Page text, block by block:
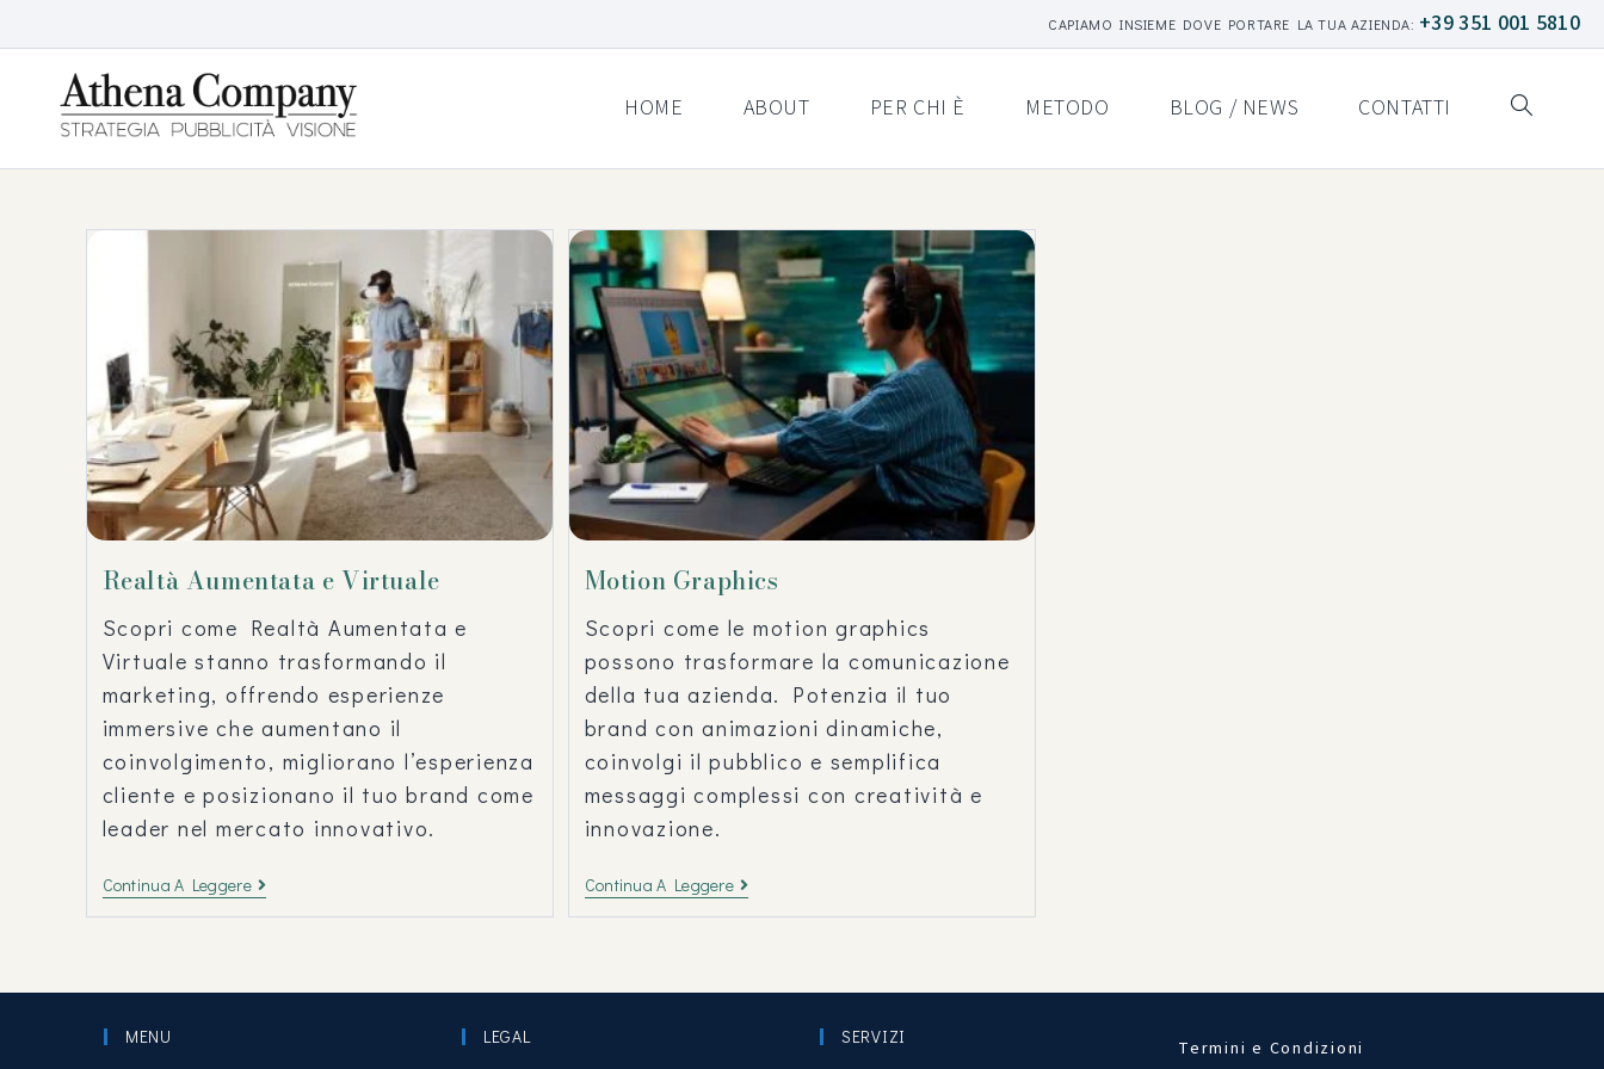
CAPIAMO INSIEME DOVE PORTARE LA TUA AZIENDA: +39 351 001 5810
HOME ABOUT PER CHI È METODO BLOG / NEWS CONTATTI
Realtà Aumentata e Virtuale
Scopri come Realtà Aumentata e
Virtuale stanno trasformando il
marketing, offrendo esperienze
immersive che aumentano il
coinvolgimento, migliorano l’esperienza
cliente e posizionano il tuo brand come
leader nel mercato innovativo.
Continua A Leggere
Motion Graphics
Scopri come le motion graphics
possono trasformare la comunicazione
della tua azienda. Potenzia il tuo
brand con animazioni dinamiche,
coinvolgi il pubblico e semplifica
messaggi complessi con creatività e
innovazione.
Continua A Leggere
MENU LEGAL SERVIZI
Termini e Condizioni